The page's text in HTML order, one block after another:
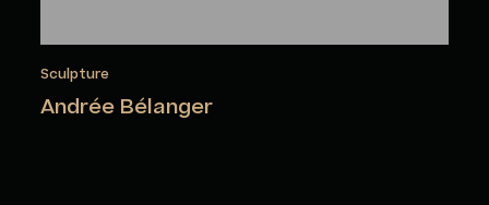
Sculpture
Andrée Bélanger